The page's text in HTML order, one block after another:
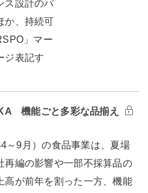
ス設計のパ
か、持続可
」マー
ジ表記す
機能ごと多彩な品揃え
9月）の食品事業は、夏場
再編の影響や一部不採算品の
高が前年を割った一方、機能